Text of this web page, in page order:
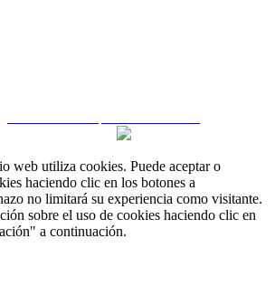
web utiliza cookies. Puede aceptar o
haciendo clic en los botones a
no limitará su experiencia como visitante.
sobre el uso de cookies haciendo clic en
a continuación.